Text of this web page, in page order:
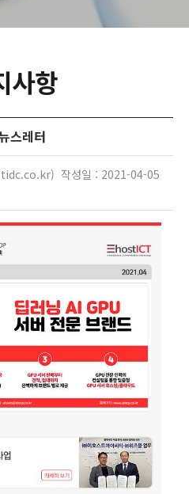
사항
스레터
작성일 : 2021-04-05